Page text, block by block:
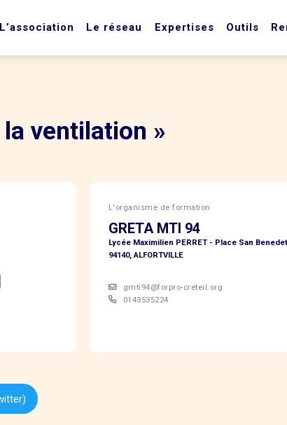
L’association Le réseau Expertises Outils
ventilation »
L'organisme de formation
GRETA MTI 94
Lycée Maximilien PERRET - Place San
94140, ALFORTVILLE
gmti94@forpro-creteil.org
0143535224